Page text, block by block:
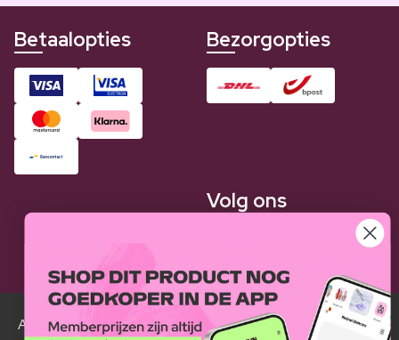
Betaalopties Bezorgopties
Volg ons
Alle Luxplus ledenprijzen zijn weergegeven in vergelijking